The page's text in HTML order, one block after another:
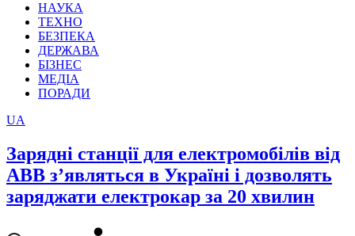
НАУКА
ТЕХНО
БЕЗПЕКА
ДЕРЖАВА
БІЗНЕС
МЕДІА
ПОРАДИ
UA
Зарядні станції для електромобілів від
ABB з’являться в Україні і дозволять
заряджати електрокар за 20 хвилин